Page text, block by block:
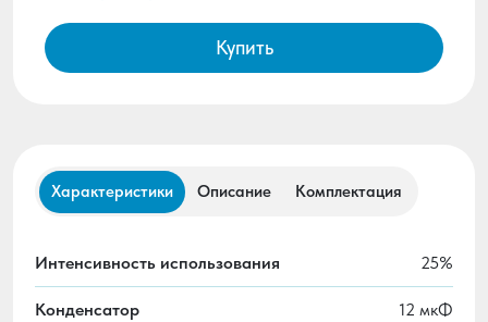
Купить
Характеристики Описание Комплектация
Интенсивность использования 25%
Конденсатор 12 мкФ